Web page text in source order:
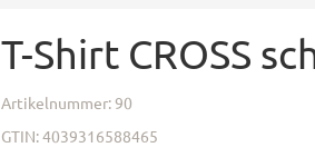
T-Shirt CROSS
Artikelnummer: 90
GTIN:4039316588465